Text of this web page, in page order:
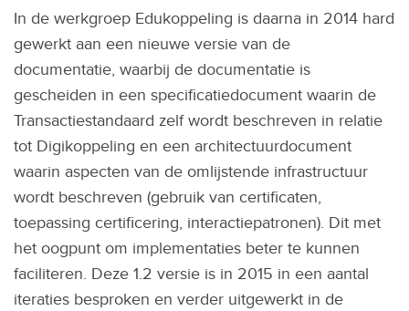
In de werkgroep Edukoppeling is daarna in 2014 hard
gewerkt aan een nieuwe versie van de
documentatie, waarbij de documentatie is
gescheiden in een specificatiedocument waarin de
Transactiestandaard zelf wordt beschreven in relatie
tot Digikoppeling en een architectuurdocument
waarin aspecten van de omlijstende infrastructuur
wordt beschreven (gebruik van certificaten,
toepassing certificering, interactiepatronen). Dit met
het oogpunt om implementaties beter te kunnen
faciliteren. Deze 1.2 versie is in 2015 in een aantal
iteraties besproken en verder uitgewerkt in de